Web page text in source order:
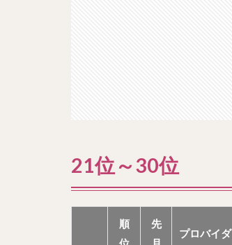
21位～30位
順
先
プロバイダ